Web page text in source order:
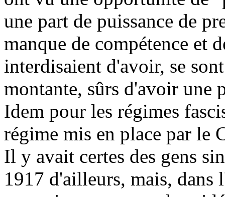
une part de puissance de
manque de compétence et
interdisaient d'avoir, se
montante, sûrs d'avoir une
Idem pour les régimes
régime mis en place par le
Il y avait certes des gens
1917 d'ailleurs, mais,